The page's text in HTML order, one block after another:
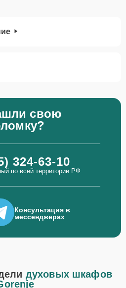
свою
324-63-10
по всей территории РФ
Консультация в
мессенджерах
духовых шкафов